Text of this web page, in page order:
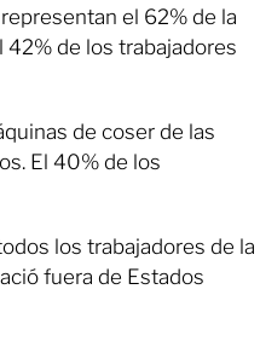
el 62% de la
42% de los trabajadores
de coser de las
El 40% de los
los trabajadores de la
fuera de Estados